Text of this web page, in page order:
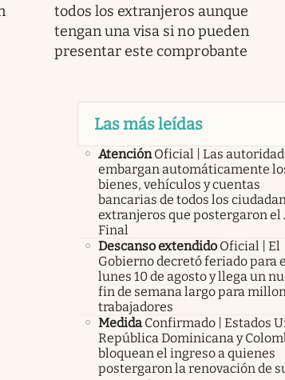
todos los extranjeros aunque
tengan una visa si no pueden
presentar este comprobante
Las más leídas
Atención Oficial | Las
embargan automáticamente
bienes, vehículos y cuentas
bancarias de todos los
extranjeros que postergaron el
Final
Descanso extendido Oficial | El
Gobierno decretó feriado para
lunes 10 de agosto y llega un
fin de semana largo para
trabajadores
Medida Confirmado | Estados
República Dominicana y
bloquean el ingreso a quienes
postergaron la renovación de